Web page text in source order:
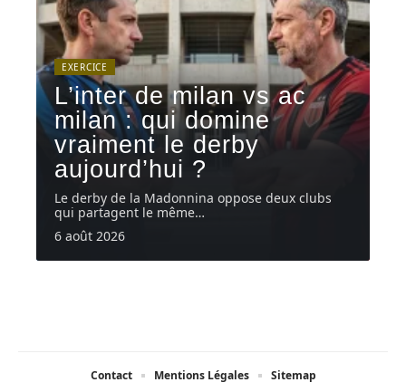
EXERCICE
L’inter de milan vs ac
milan : qui domine
vraiment le derby
aujourd’hui ?
Le derby de la Madonnina oppose deux clubs
qui partagent le même…
6 août 2026
Contact Mentions Légales Sitemap